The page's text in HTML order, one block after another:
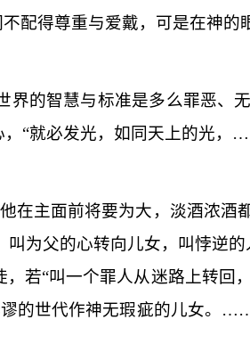
配得尊重与爱戴，可是在神的
的智慧与标准是多么罪恶、
“就必发光，如同天上的光，
他在主面前将要为大，淡酒浓酒
为父的心转向儿女，叫悖逆
，若“叫一个罪人从迷路上转回
的世代作神无瑕疵的儿女。